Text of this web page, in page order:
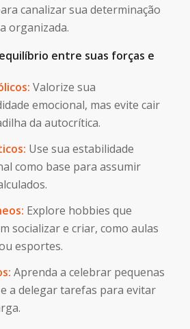
canalizar sua determinação
organizada.
entre suas forças e
Valorize sua
emocional, mas evite cair
da autocrítica.
Use sua estabilidade
como base para assumir
Explore hobbies que
socializar e criar, como aulas
esportes.
Aprenda a celebrar pequenas
a delegar tarefas para evitar